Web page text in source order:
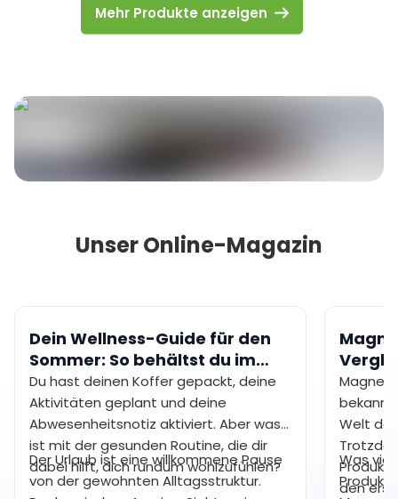
Mehr Produkte anzeigen
Unser Online-Magazin
Dein Wellness-Guide für den
Sommer: So behältst du im
Urlaub gesunde
Gewohnheiten bei
Du hast deinen Koffer gepackt, deine
Aktivitäten geplant und deine
Abwesenheitsnotiz aktiviert. Aber was
ist mit der gesunden Routine, die dir
dabei hilft, dich rundum wohlzufühlen?
Der Urlaub ist eine willkommene Pause
von der gewohnten Alltagsstruktur.
dir?
Welt
den
Was